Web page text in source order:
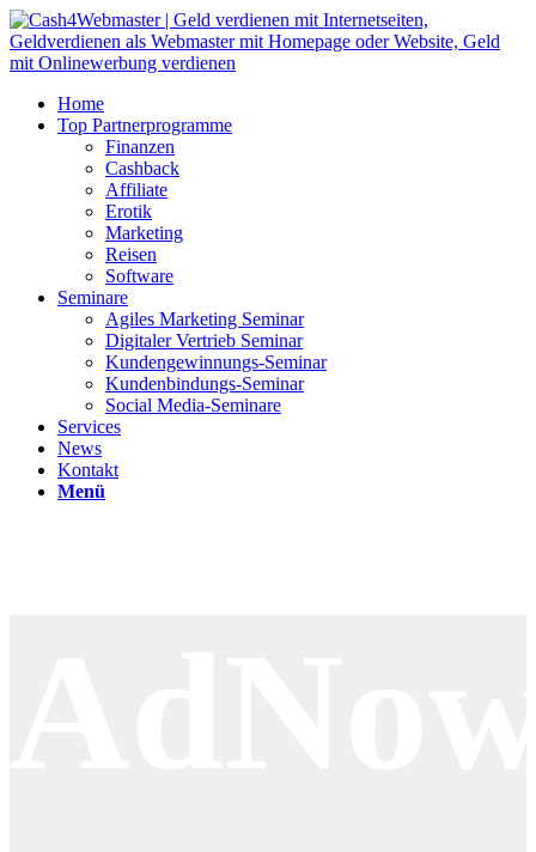
Home
Top Partnerprogramme
Finanzen
Cashback
Affiliate
Erotik
Marketing
Reisen
Software
Seminare
Agiles Marketing Seminar
Digitaler Vertrieb Seminar
Kundengewinnungs-Seminar
Kundenbindungs-Seminar
Social Media-Seminare
Services
News
Kontakt
Menü